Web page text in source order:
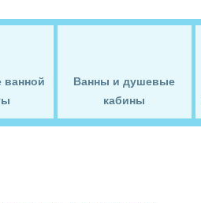
Ванны и душевые
кабины